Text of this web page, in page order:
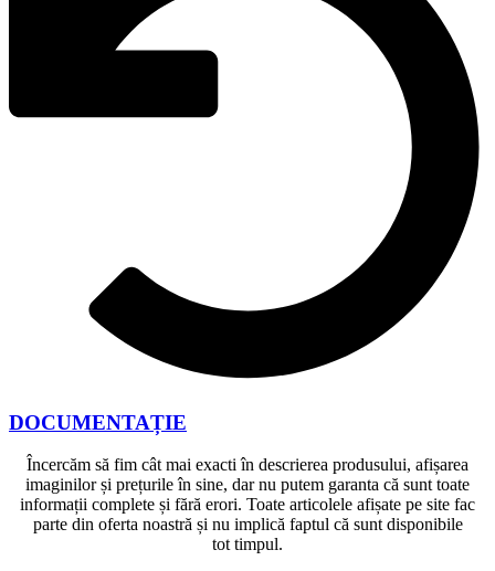
DOCUMENTAȚIE
Încercăm să fim cât mai exacti în descrierea produsului, afișarea
imaginilor și prețurile în sine, dar nu putem garanta că sunt toate
informații complete și fără erori. Toate articolele afișate pe site fac
parte din oferta noastră și nu implică faptul că sunt disponibile
tot timpul.